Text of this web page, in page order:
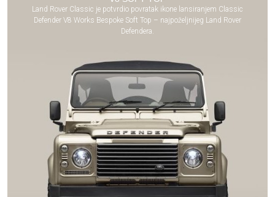
Land Rover Classic je potvrdio povratak ikone lansiranjem Classic
Defender V8 Works Bespoke Soft Top – najpoželjnijeg Land Rover
Defendera.